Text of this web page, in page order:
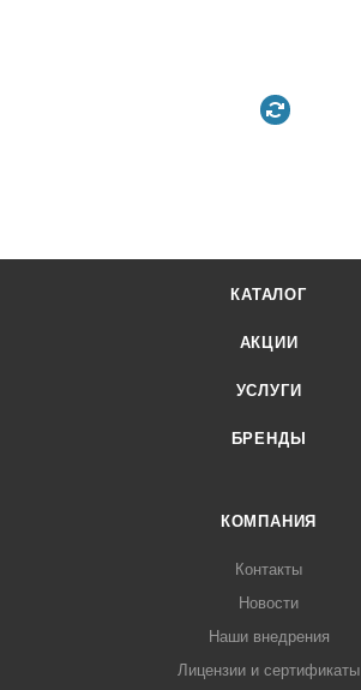
КАТАЛОГ
АКЦИИ
УСЛУГИ
БРЕНДЫ
КОМПАНИЯ
Контакты
Новости
Наши внедрения
Лицензии и сертификаты